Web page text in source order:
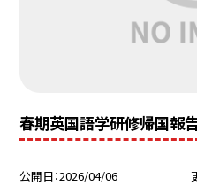
春期英国語学研修帰国報
公開日 2026/04/06